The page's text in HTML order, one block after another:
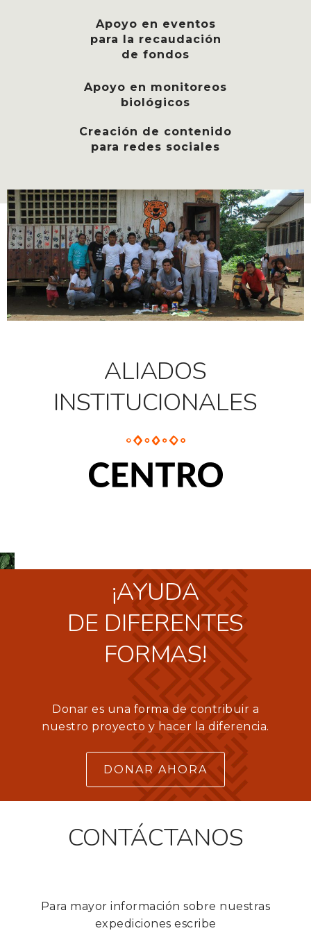
Apoyo en eventos
para la recaudación
de fondos
Apoyo en monitoreos
biológicos
Creación de contenido
para redes sociales
ALIADOS
INSTITUCIONALES
¡AYUDA
DE DIFERENTES
FORMAS!
Donar es una forma de contribuir a
nuestro proyecto y hacer la diferencia.
DONAR AHORA
CONTÁCTANOS
Para mayor información sobre nuestras
expediciones escribe